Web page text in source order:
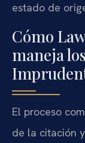
estado de
Cómo
maneja
El proceso
de la citación